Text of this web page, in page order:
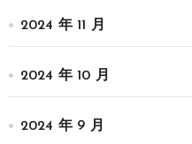
2024 年 11 月
2024 年 10 月
2024 年 9 月